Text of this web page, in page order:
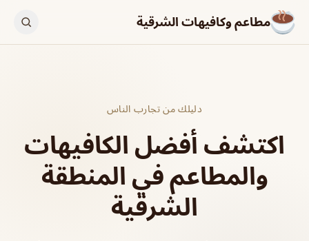
مطاعم وكافيهات الشرقية
دليلك من تجارب الناس
اكتشف أفضل الكافيهات
والمطاعم في المنطقة
الشرقية